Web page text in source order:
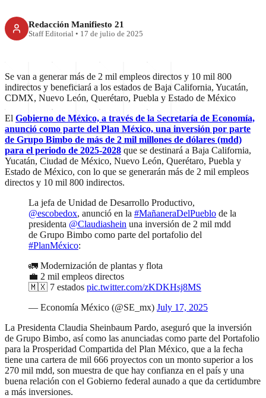
Redacción Manifiesto 21
Staff Editorial • 17 de julio de 2025
Se van a generar más de 2 mil empleos directos y 10 mil 800
indirectos y beneficiará a los estados de Baja California, Yucatán,
CDMX, Nuevo León, Querétaro, Puebla y Estado de México
El Gobierno de México, a través de la Secretaría de Economía,
anunció como parte del Plan México, una inversión por parte
de Grupo Bimbo de más de 2 mil millones de dólares (mdd)
para el periodo de 2025-2028 que se destinará a Baja California,
Yucatán, Ciudad de México, Nuevo León, Querétaro, Puebla y
Estado de México, con lo que se generarán más de 2 mil empleos
directos y 10 mil 800 indirectos.
La jefa de Unidad de Desarrollo Productivo,
@escobedox, anunció en la #MañaneraDelPueblo de la
presidenta @Claudiashein una inversión de 2 mil mdd
de Grupo Bimbo como parte del portafolio del
#PlanMéxico:
🚛 Modernización de plantas y flota
💼 2 mil empleos directos
🇲🇽 7 estados pic.twitter.com/zKDKHsj8MS
— Economía México (@SE_mx) July 17, 2025
La Presidenta Claudia Sheinbaum Pardo, aseguró que la inversión
de Grupo Bimbo, así como las anunciadas como parte del Portafolio
para la Prosperidad Compartida del Plan México, que a la fecha
tiene una cartera de mil 666 proyectos con un monto superior a los
270 mil mdd, son muestra de que hay confianza en el país y una
buena relación con el Gobierno federal aunado a que da certidumbre
a más inversiones.